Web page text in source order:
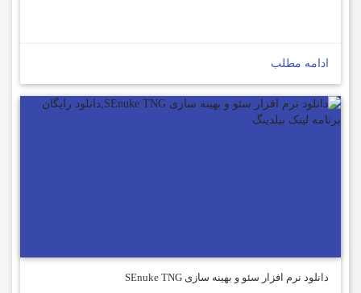
ادامه مطلب
دانلود نرم افزار سئو و بهینه سازی SEnuke TNG